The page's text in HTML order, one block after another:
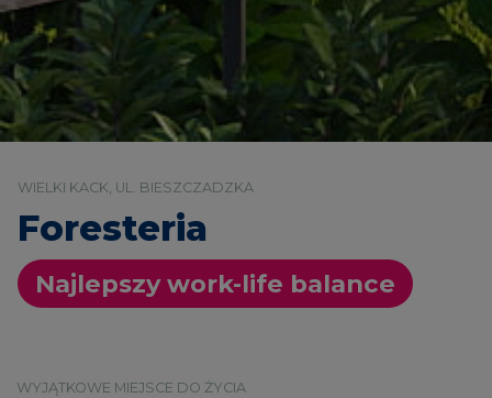
WIELKI KACK, UL. BIESZCZADZKA
Foresteria
Najlepszy work-life balance
WYJĄTKOWE MIEJSCE DO ŻYCIA